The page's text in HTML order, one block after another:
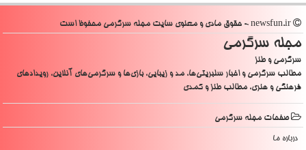
مجله سرگرمی
سرگرمی و طنز
مطالب سرگرمی و اخبار سلبریتی‌ها، مد و زیبایی، بازی‌ها و سرگرمی‌های آنلاین، رویدادهای
فرهنگی و هنری، مطالب طنز و کمدی
صفحات مجله سرگرمی
درباره ما